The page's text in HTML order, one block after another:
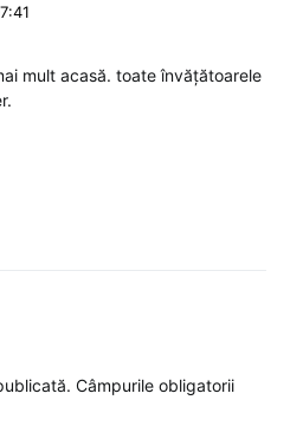
mult acasă. toate învățătoarele
Câmpurile obligatorii